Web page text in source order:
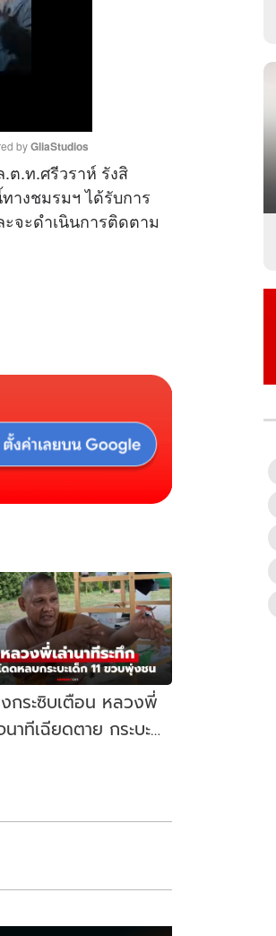
M
u
by GliaStudios
ต.ท.ศรีวราห์ รังสิ
างชมรมฯ ได้รับการ
จะดำเนินการติดตาม
กระซิบเตือน หลวงพี่
นาทีเฉียดตาย กระบะ